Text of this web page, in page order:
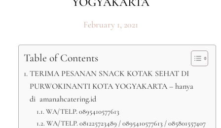
February 1, 2021
Table of Contents
TERIMA PESANAN SNACK KOTAK SEHAT DI
PURWOKINANTI KOTA YOGYAKARTA – hanya
di amanahcatering.id
WA/TELP. 0895410577613
WA/TELP. 081225723489 / 0895410577613 / 085801557407